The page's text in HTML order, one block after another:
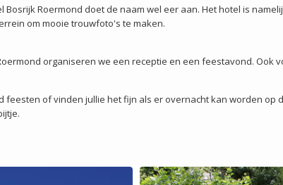
Bosrijk Roermond doet de naam wel eer aan. Het hotel is
om mooie trouwfoto's te maken.
organiseren we een receptie en een feestavond. Ook
feesten of vinden jullie het fijn als er overnacht kan worden